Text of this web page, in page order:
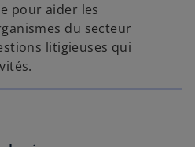
pour aider les
du secteur
litigieuses qui